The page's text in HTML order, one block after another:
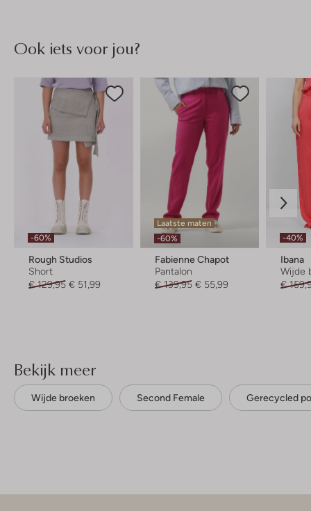
Ook iets voor jou?
-60%
Rough Studios
Short
€ 129,95 € 51,99
Laatste maten
-60%
Fabienne Chapot
Pantalon
€ 139,95 € 55,99
-40%
Ibana
Wijde
€
Bekijk meer
Wijde broeken Second Female Gerecycled